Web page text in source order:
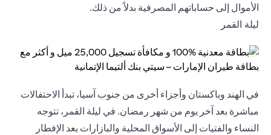
الأموال إلى حساباتهم المصرفية بدلاً من ذلك.
ليلة القمر
في الهند وباكستان وأجزاء أخرى من جنوب آسيا، تبدأ الاحتفالات
مباشرة بعد آخر يوم من شهر رمضان. في ليلة القمر، تتوجه
النساء والفتيات إلى الأسواق المحلية والبازارات بعد الإفطار